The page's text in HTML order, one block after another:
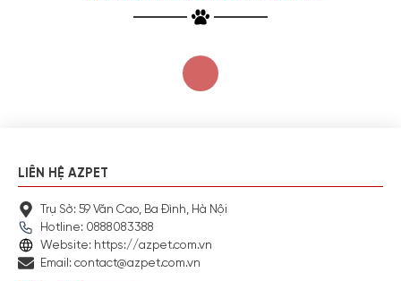
LIÊN HỆ AZPET
Trụ Sở: 59 Văn Cao, Ba Đình, Hà Nội
Hotline: 0888083388
Website: https://azpet.com.vn
Email: contact@azpet.com.vn